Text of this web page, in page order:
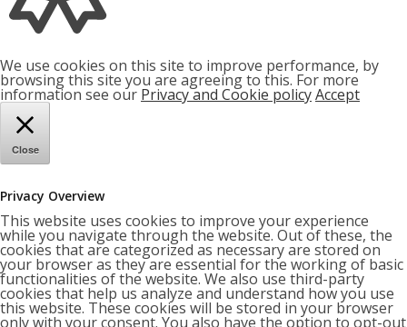
We use cookies on this site to improve performance, by
browsing this site you are agreeing to this. For more
information see our Privacy and Cookie policyAccept
Close
Privacy Overview
This website uses cookies to improve your experience
while you navigate through the website. Out of these, the
cookies that are categorized as necessary are stored on
your browser as they are essential for the working of basic
functionalities of the website. We also use third-party
cookies that help us analyze and understand how you use
this website. These cookies will be stored in your browser
only with your consent. You also have the option to opt-out